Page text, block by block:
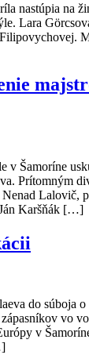
nastúpia na
Lara
v Šamoríne
Prítomným
Lalovič,
Karšňák […]
do súboja
vo
v